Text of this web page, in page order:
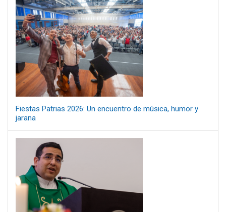
Fiestas Patrias 2026: Un encuentro de música, humor y
jarana